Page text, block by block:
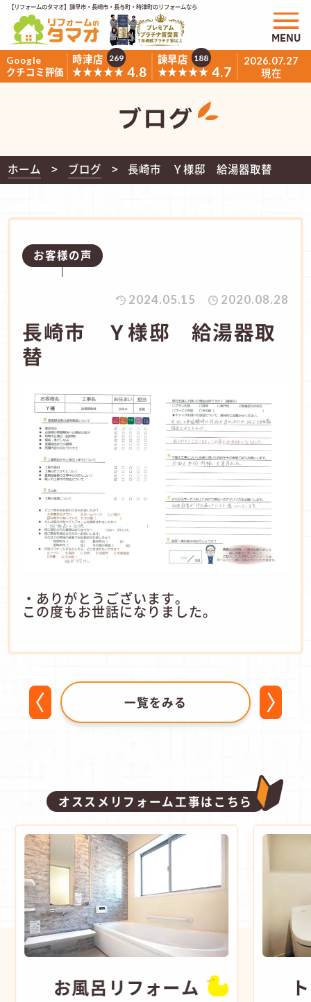
【リフォームのタマオ】諫早市・長崎市・長与町・時津町のリフォームなら
Google
クチコミ評価
時津店
★★★★★ 4.8
269
諫早店
★★★★★ 4.7
188 2026.07.27
現在
MENU
ブログ
ホーム ブログ 長崎市 Ｙ様邸 給湯器取替
お客様の声
2024.05.15 2020.08.28
長崎市 Ｙ様邸 給湯器取
替
・ありがとうございます。
この度もお世話になりました。
一覧をみる
オススメリフォーム工事はこちら
お風呂 リフォーム